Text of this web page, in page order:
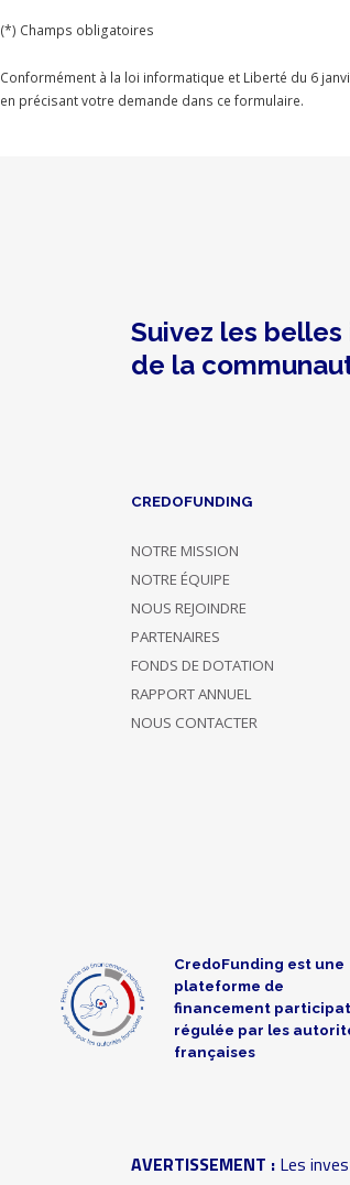
(*) Champs obligatoires
Conformément à la loi informatique et Liberté du 6
en précisant votre demande dans ce formulaire.
Suivez les
de la
CREDOFUNDING
NOTRE MISSION
NOTRE ÉQUIPE
NOUS REJOINDRE
PARTENAIRES
FONDS DE DOTATION
RAPPORT ANNUEL
NOUS CONTACTER
CredoFunding est une
plateforme de
financement
régulée par les
françaises
AVERTISSEMENT :Les